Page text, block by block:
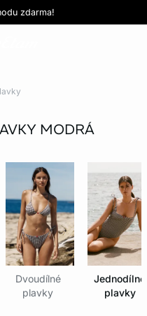
zdarma!
za 2*KOUPIT NYNÍ
za 999 Kč
MODRÁ
Dvoudílné
plavky
Jednodílné
plavky